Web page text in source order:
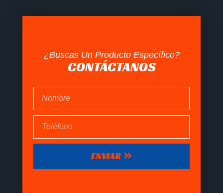
¿Buscas Un Producto Específico?
CONTÁCTANOS
ENVIAR